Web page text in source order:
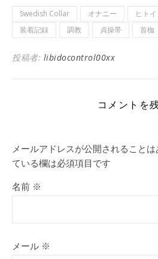
Swedish Collar オナニー ヒトイ
装着記録
調教 貞操帯 首枷
投稿者: libidocontrol00xx
コメントを
メールアドレスが公開されることは
ている欄は必須項目です
名前 ※
メール ※